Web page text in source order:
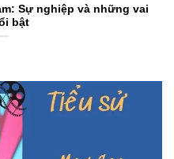
Sự nghiệp và những vai
bật